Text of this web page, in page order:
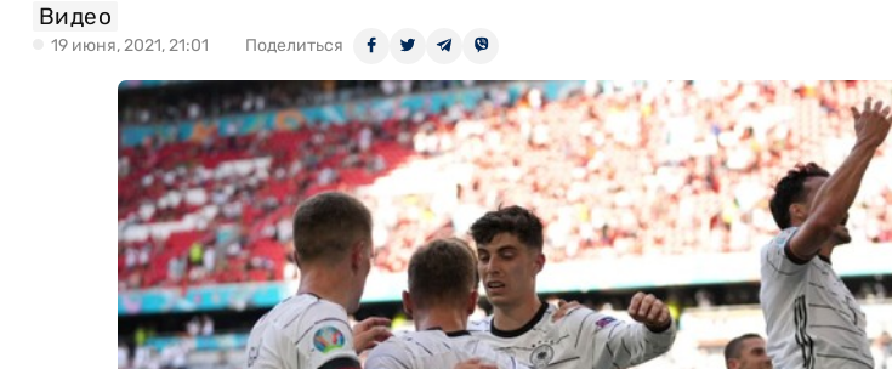
Видео
19 июня, 2021, 21:01 Поделиться